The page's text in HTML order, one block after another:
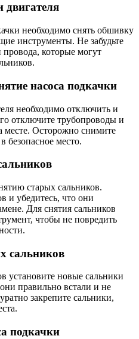
необходимо снять обшивку
инструменты. Не забудьте
провода, которые могут
насоса подкачки
необходимо отключить и
отключите трубопроводы и
месте. Осторожно снимите
безопасное место.
старых сальников.
и убедитесь, что они
Для снятия сальников
чтобы не повредить
сальников
установите новые сальники
правильно встали и не
закрепите сальники,
подкачки